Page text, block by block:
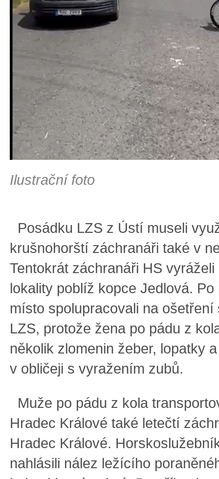
Ilustrační foto
Posádku LZS z Ústí museli
krušnohorští záchranáři také v
Tentokrát záchranáři HS
lokality poblíž kopce Jedlová.
místo spolupracovali na ošetření
LZS, protože žena po pádu z
několik zlomenin žeber, lopatky
v obličeji s vyražením zubů.
Muže po pádu z kola
Hradec Králové také letečtí
Hradec Králové.
nahlásili nález ležícího